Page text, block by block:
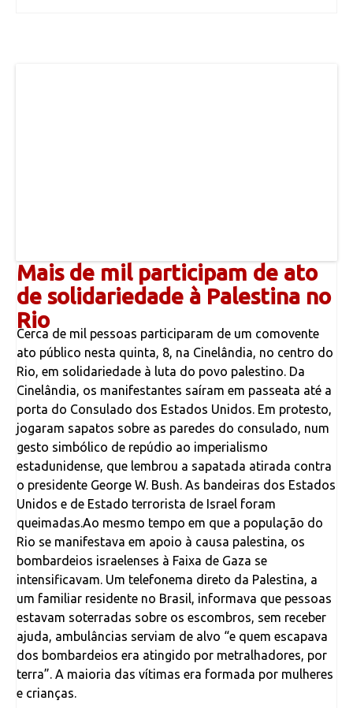
Mais de mil participam de ato
de solidariedade à Palestina no
Rio
Cerca de mil pessoas participaram de um comovente
ato público nesta quinta, 8, na Cinelândia, no centro do
Rio, em solidariedade à luta do povo palestino. Da
Cinelândia, os manifestantes saíram em passeata até a
porta do Consulado dos Estados Unidos. Em protesto,
jogaram sapatos sobre as paredes do consulado, num
gesto simbólico de repúdio ao imperialismo
estadunidense, que lembrou a sapatada atirada contra
o presidente George W. Bush. As bandeiras dos Estados
Unidos e de Estado terrorista de Israel foram
queimadas.Ao mesmo tempo em que a população do
Rio se manifestava em apoio à causa palestina, os
bombardeios israelenses à Faixa de Gaza se
intensificavam. Um telefonema direto da Palestina, a
um familiar residente no Brasil, informava que pessoas
estavam soterradas sobre os escombros, sem receber
ajuda, ambulâncias serviam de alvo “e quem escapava
dos bombardeios era atingido por metralhadores, por
terra”. A maioria das vítimas era formada por mulheres
e crianças.